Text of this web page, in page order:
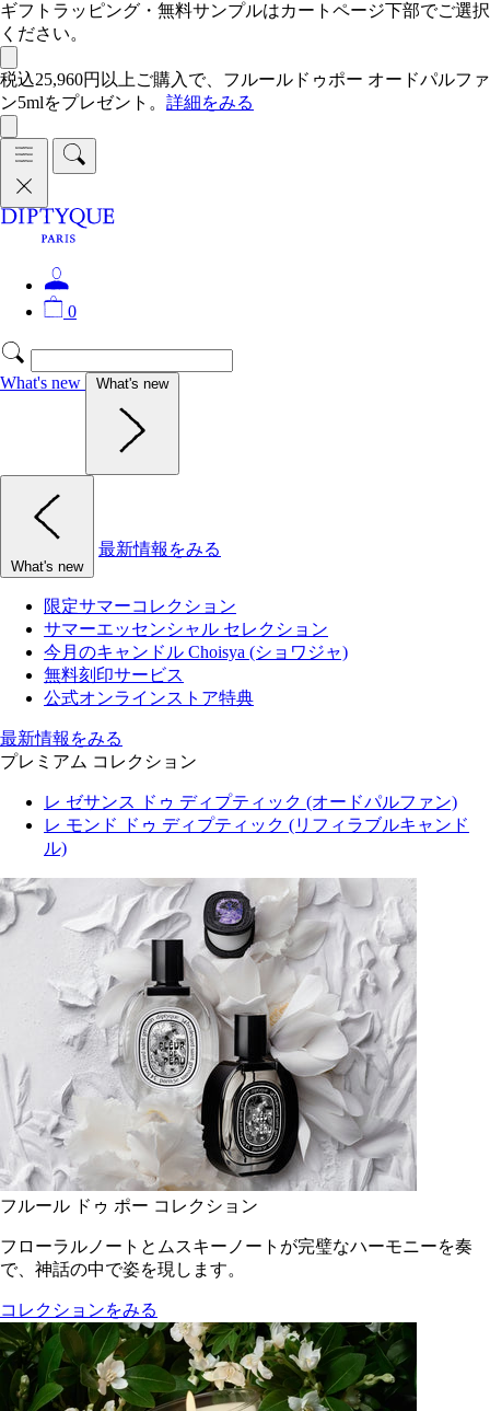
ギフトラッピング・無料サンプルはカートページ下部でご選択
ください。
税込25,960円以上ご購入で、フルールドゥポー オードパルファ
ン5mlをプレゼント。 詳細をみる
0
What's new What's new
What's new
最新情報をみる
限定サマーコレクション
サマーエッセンシャル セレクション
今月のキャンドル Choisya (ショワジャ)
無料刻印サービス
公式オンラインストア特典
最新情報をみる
プレミアム コレクション
レ ゼサンス ドゥ ディプティック (オードパルファン)
レ モンド ドゥ ディプティック (リフィラブルキャンド
ル)
フルール ドゥ ポー コレクション
フローラルノートとムスキーノートが完璧なハーモニーを奏
で、神話の中で姿を現します。
コレクションをみる